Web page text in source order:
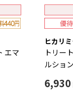
エマ
ヒカリ
トリー
ルショ
6,930